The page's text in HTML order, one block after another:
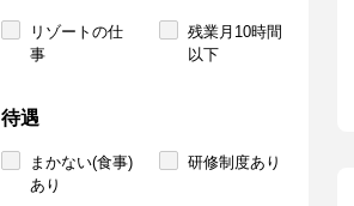
リゾートの仕
事
残業月10時間
以下
待遇
まかない(食事)
あり
研修制度あり